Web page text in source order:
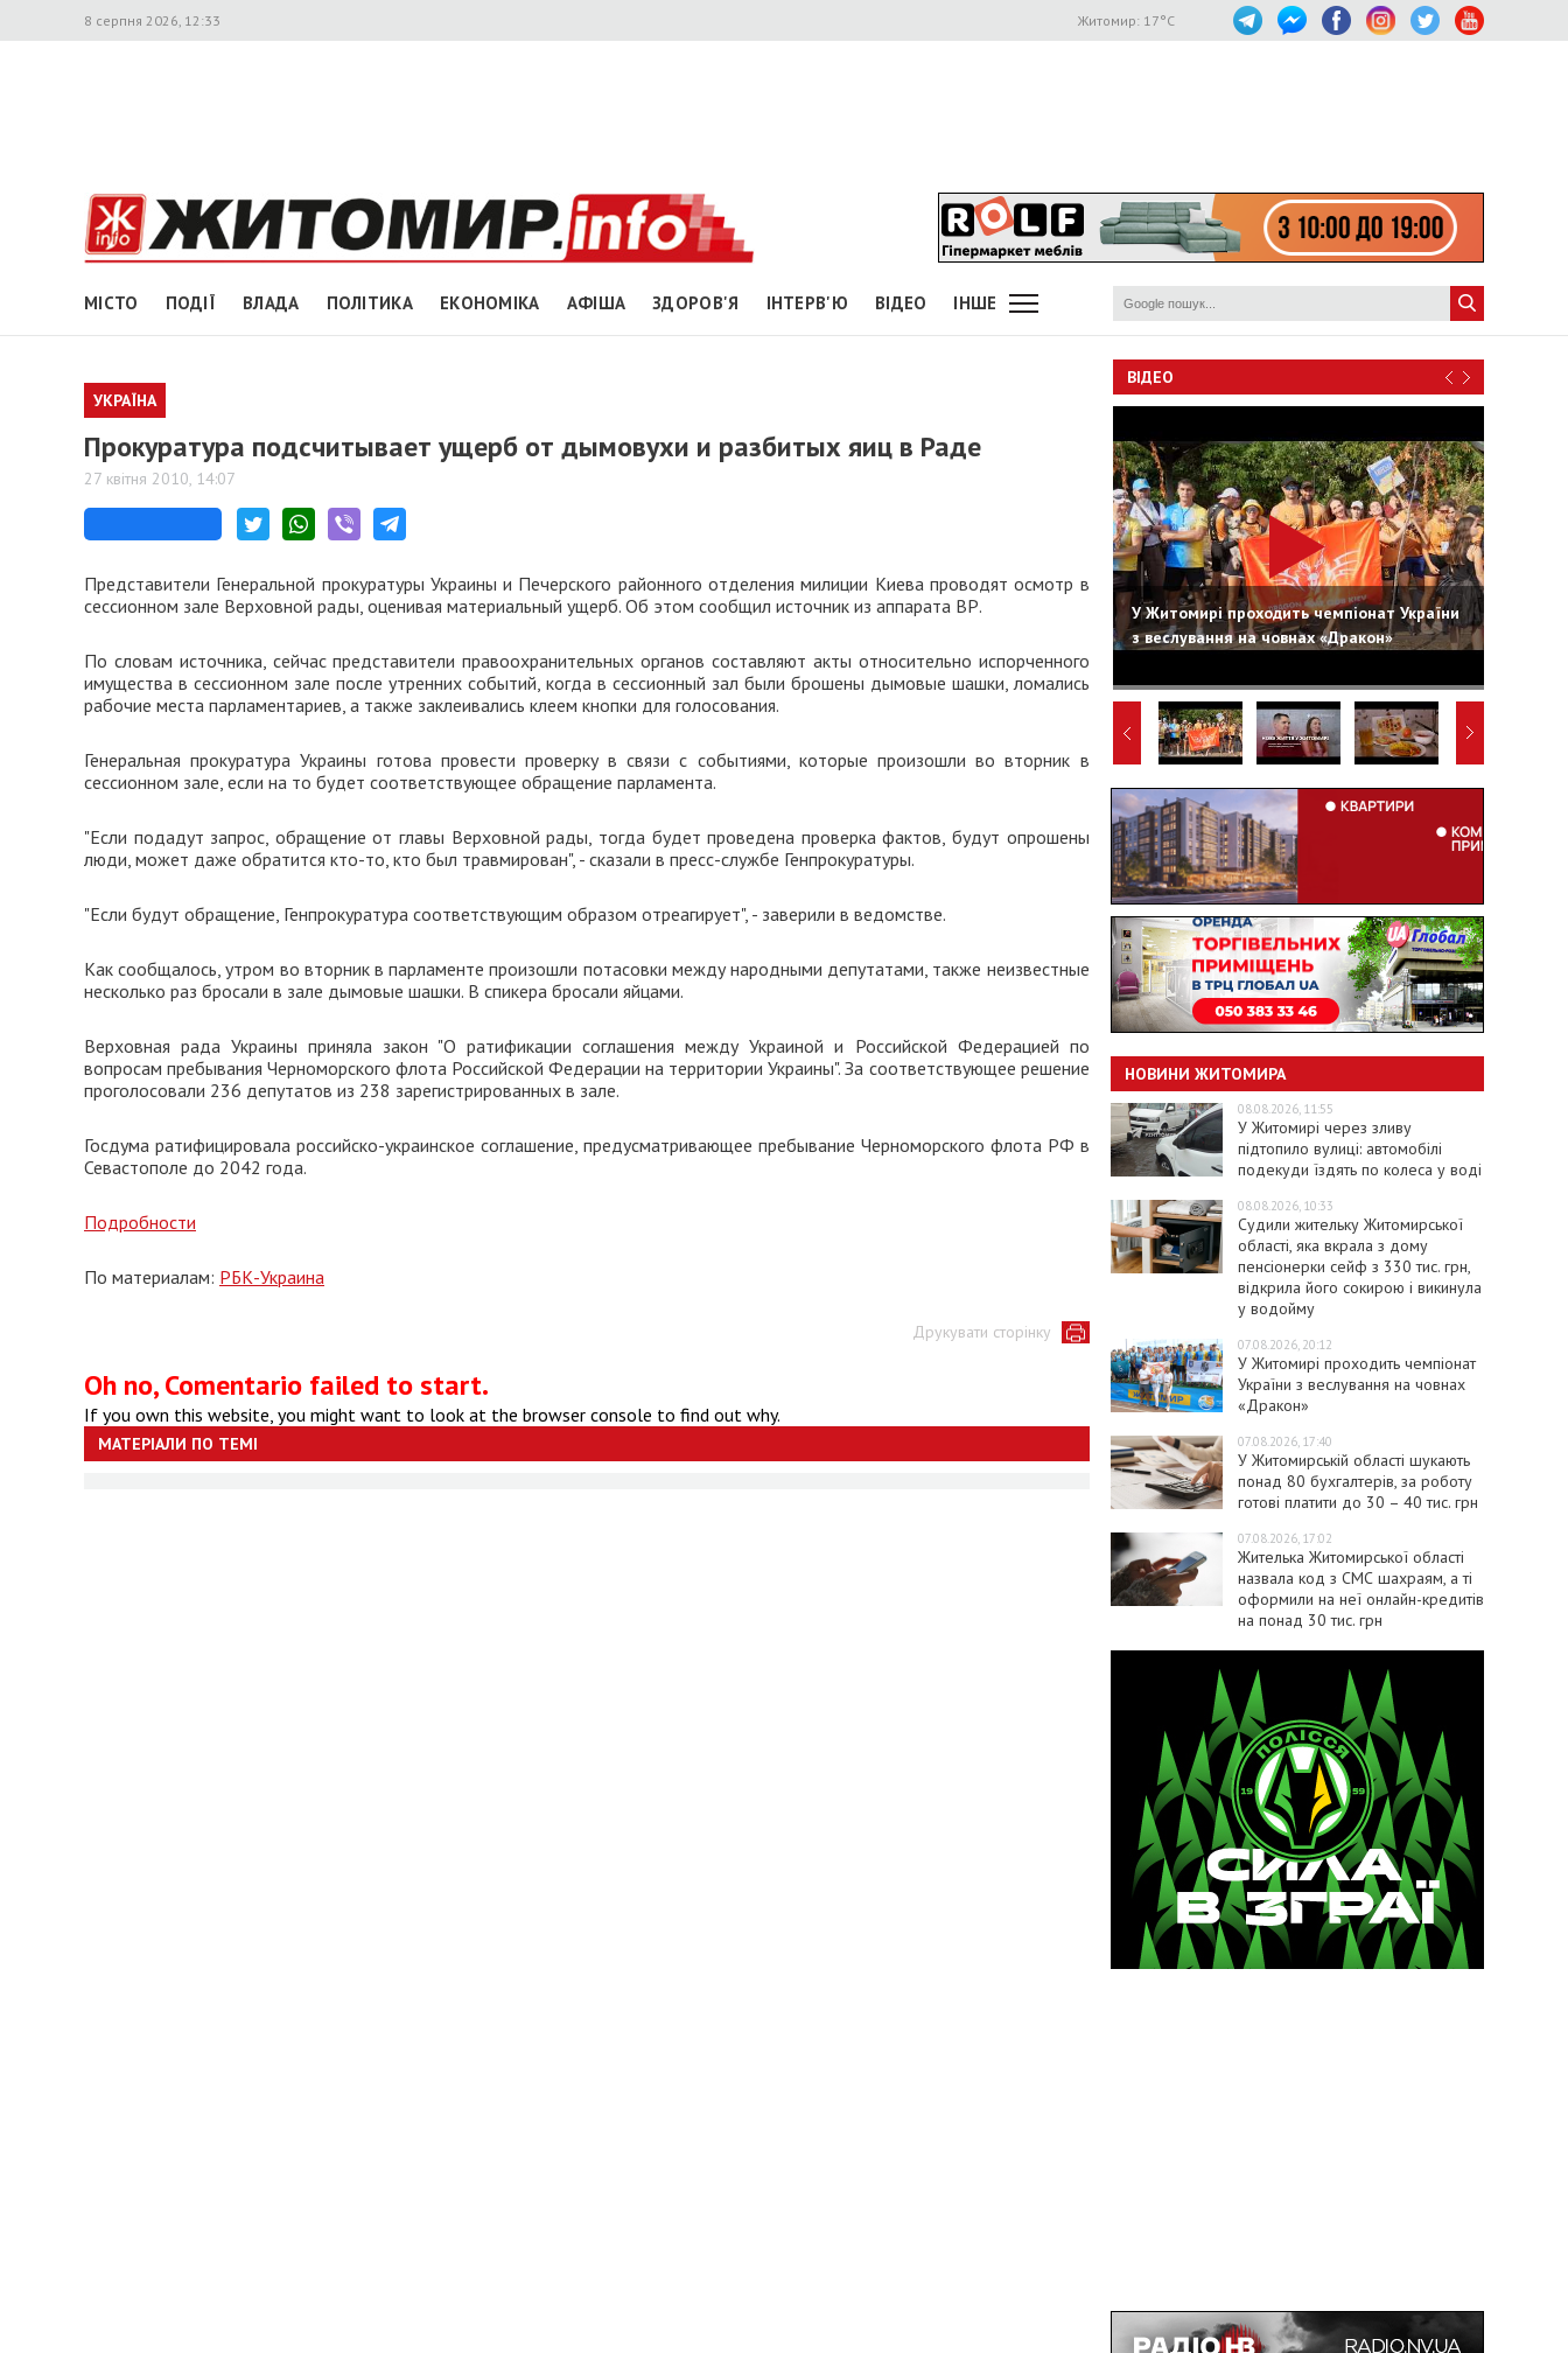
8 серпня 2026, 12:33 Житомир: 17°C
МІСТО ПОДІЇ ВЛАДА ПОЛІТИКА ЕКОНОМІКА АФІША ЗДОРОВ'Я ІНТЕРВ'Ю ВІДЕО ІНШЕ
УКРАЇНА
Прокуратура подсчитывает ущерб от дымовухи и разбитых яиц в Раде
27 квітня 2010, 14:07
Представители Генеральной прокуратуры Украины и Печерского районного отделения милиции Киева проводят осмотр в
сессионном зале Верховной рады, оценивая материальный ущерб. Об этом сообщил источник из аппарата ВР.
По словам источника, сейчас представители правоохранительных органов составляют акты относительно испорченного
имущества в сессионном зале после утренних событий, когда в сессионный зал были брошены дымовые шашки, ломались
рабочие места парламентариев, а также заклеивались клеем кнопки для голосования.
Генеральная прокуратура Украины готова провести проверку в связи с событиями, которые произошли во вторник в
сессионном зале, если на то будет соответствующее обращение парламента.
"Если подадут запрос, обращение от главы Верховной рады, тогда будет проведена проверка фактов, будут опрошены
люди, может даже обратится кто-то, кто был травмирован", - сказали в пресс-службе Генпрокуратуры.
"Если будут обращение, Генпрокуратура соответствующим образом отреагирует", - заверили в ведомстве.
Как сообщалось, утром во вторник в парламенте произошли потасовки между народными депутатами, также неизвестные
несколько раз бросали в зале дымовые шашки. В спикера бросали яйцами.
Верховная рада Украины приняла закон "О ратификации соглашения между Украиной и Российской Федерацией по
вопросам пребывания Черноморского флота Российской Федерации на территории Украины". За соответствующее решение
проголосовали 236 депутатов из 238 зарегистрированных в зале.
Госдума ратифицировала российско-украинское соглашение, предусматривающее пребывание Черноморского флота РФ в
Севастополе до 2042 года.
Подробности
По материалам: РБК-Украина
Друкувати сторінку
Oh no, Comentario failed to start.
If you own this website, you might want to look at the browser console to find out why.
МАТЕРІАЛИ ПО ТЕМІ
ВІДЕО
У Житомирі проходить чемпіонат України
з веслування на човнах «Дракон»
НОВИНИ ЖИТОМИРА
08.08.2026, 11:55
У Житомирі через зливу
підтопило вулиці: автомобілі
подекуди їздять по колеса у воді
08.08.2026, 10:33
Судили жительку Житомирської
області, яка вкрала з дому
пенсіонерки сейф з 330 тис. грн,
відкрила його сокирою і викинула
у водойму
07.08.2026, 20:12
У Житомирі проходить чемпіонат
України з веслування на човнах
«Дракон»
07.08.2026, 17:40
У Житомирській області шукають
понад 80 бухгалтерів, за роботу
готові платити до 30 – 40 тис. грн
07.08.2026, 17:02
Жителька Житомирської області
назвала код з СМС шахраям, а ті
оформили на неї онлайн-кредитів
на понад 30 тис. грн